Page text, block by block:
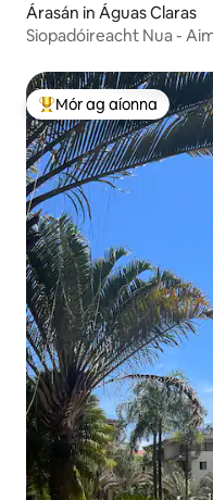
Árasán in Águas Claras
Siopadóireacht Nua -
An-mhór ag aíonna
Mór ag aíonna